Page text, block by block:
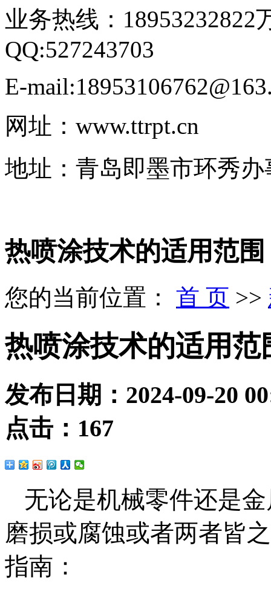
业务热线：18953232822
QQ:527243703
E-
网址：www.ttrpt.cn
地址：青岛即墨市环秀
热喷涂技术的适用范围
您的当前位置： 首 页 >>
热喷涂技术的适用范
发布日期： 2024-09-20
点击： 167
无论是机械零件还是
磨损或腐蚀或者两者皆
指南：